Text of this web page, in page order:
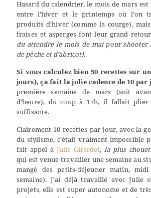
Hasard du calendrier, le mois de mars
entre l’hiver et le printemps où l’on
produits d’hiver (comme la courge),
fraises et asperges font leur grand retour
du attendre le mois de mai pour shooter
de pêche et d’abricot).
Si vous calculez bien 50 recettes sur
jours), ça fait la jolie cadence de 10 par
première semaine de mars (soit
d’heure), du coup à 17h, il fallait
suffisante.
Clairement 10 recettes par jour, avec la
du stylisme, c’était vraiment impossible
fait appel à Julie Girardet,la plus
qui est venue travailler une semaine au
mangé des petits-déjeuner matin,
semaine). J’ai déjà travaillé avec Julie
projets, elle est super autonome et de